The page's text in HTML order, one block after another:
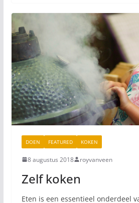
DOEN FEATURED KOKEN
8 augustus 2018 royvanveen
Zelf koken
Eten is een essentieel onderdeel